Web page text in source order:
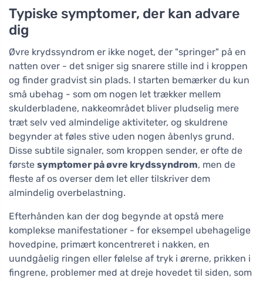
Typiske symptomer, der kan advare
dig
Øvre krydssyndrom er ikke noget, der "springer" på en
natten over - det sniger sig snarere stille ind i kroppen
og finder gradvist sin plads. I starten bemærker du kun
små ubehag - som om nogen let trækker mellem
skulderbladene, nakkeområdet bliver pludselig mere
træt selv ved almindelige aktiviteter, og skuldrene
begynder at føles stive uden nogen åbenlys grund.
Disse subtile signaler, som kroppen sender, er ofte de
første symptomer på øvre krydssyndrom, men de
fleste af os overser dem let eller tilskriver dem
almindelig overbelastning.
Efterhånden kan der dog begynde at opstå mere
komplekse manifestationer - for eksempel ubehagelige
hovedpine, primært koncentreret i nakken, en
uundgåelig ringen eller følelse af tryk i ørerne, prikken i
fingrene, problemer med at dreje hovedet til siden, som